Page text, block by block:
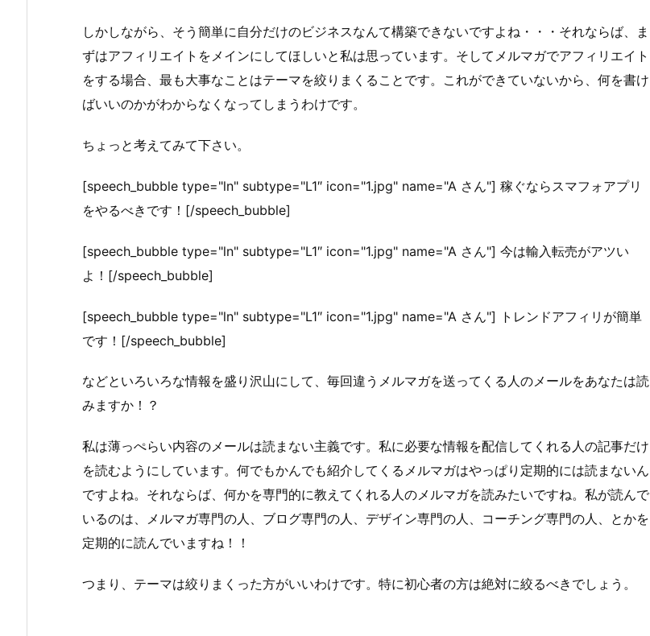
しかしながら、そう簡単に自分だけのビジネスなんて構築できないですよね・・・それならば、ま
ずはアフィリエイトをメインにしてほしいと私は思っています。そしてメルマガでアフィリエイト
をする場合、最も大事なことはテーマを絞りまくることです。これができていないから、何を書け
ばいいのかがわからなくなってしまうわけです。
ちょっと考えてみて下さい。
[speech_bubble type="ln" subtype="L1″ icon="1.jpg" name="A さん"] 稼ぐならスマフォアプリ
をやるべきです！[/speech_bubble]
[speech_bubble type="ln" subtype="L1″ icon="1.jpg" name="A さん"] 今は輸入転売がアツい
よ！[/speech_bubble]
[speech_bubble type="ln" subtype="L1″ icon="1.jpg" name="A さん"] トレンドアフィリが簡単
です！[/speech_bubble]
などといろいろな情報を盛り沢山にして、毎回違うメルマガを送ってくる人のメールをあなたは読
みますか！？
私は薄っぺらい内容のメールは読まない主義です。私に必要な情報を配信してくれる人の記事だけ
を読むようにしています。何でもかんでも紹介してくるメルマガはやっぱり定期的には読まないん
ですよね。それならば、何かを専門的に教えてくれる人のメルマガを読みたいですね。私が読んで
いるのは、メルマガ専門の人、ブログ専門の人、デザイン専門の人、コーチング専門の人、とかを
定期的に読んでいますね！！
つまり、テーマは絞りまくった方がいいわけです。特に初心者の方は絶対に絞るべきでしょう。